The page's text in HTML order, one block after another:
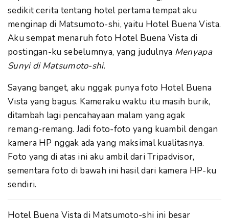
sedikit cerita tentang hotel pertama tempat aku
menginap di Matsumoto-shi, yaitu Hotel Buena Vista.
Aku sempat menaruh foto Hotel Buena Vista di
postingan-ku sebelumnya, yang judulnya Menyapa
Sunyi di Matsumoto-shi.
Sayang banget, aku nggak punya foto Hotel Buena
Vista yang bagus. Kameraku waktu itu masih burik,
ditambah lagi pencahayaan malam yang agak
remang-remang. Jadi foto-foto yang kuambil dengan
kamera HP nggak ada yang maksimal kualitasnya.
Foto yang di atas ini aku ambil dari Tripadvisor,
sementara foto di bawah ini hasil dari kamera HP-ku
sendiri.
Hotel Buena Vista di Matsumoto-shi ini besar